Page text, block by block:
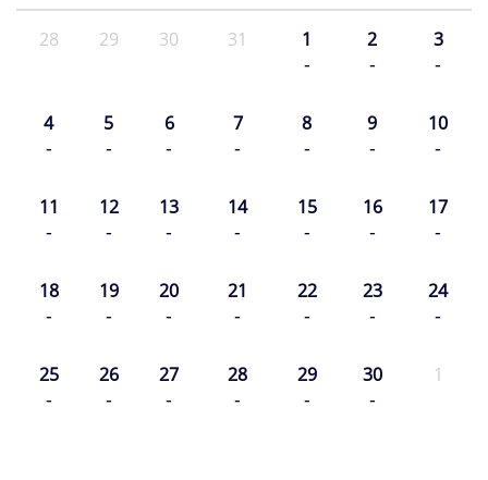
28 29 30 31 1
-
2
-
3
-
4
-
5
-
6
-
7
-
8
-
9
-
10
-
11
-
12
-
13
-
14
-
15
-
16
-
17
-
18
-
19
-
20
-
21
-
22
-
23
-
24
-
25
-
26
-
27
-
28
-
29
-
30
-
1